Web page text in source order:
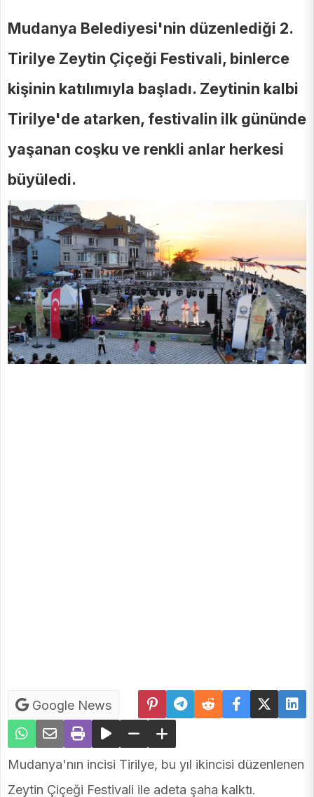
Mudanya Belediyesi'nin düzenlediği 2.
Tirilye Zeytin Çiçeği Festivali, binlerce
kişinin katılımıyla başladı. Zeytinin kalbi
Tirilye'de atarken, festivalin ilk gününde
yaşanan coşku ve renkli anlar herkesi
büyüledi.
Google News
Mudanya'nın incisi Tirilye, bu yıl ikincisi düzenlenen
Zeytin Çiçeği Festivali ile adeta şaha kalktı.